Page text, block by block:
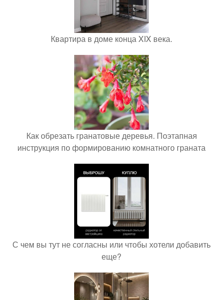
Квартира в доме конца XIX века.
Как обрезать гранатовые деревья. Поэтапная
инструкция по формированию комнатного граната
С чем вы тут не согласны или чтобы хотели добавить
еще?